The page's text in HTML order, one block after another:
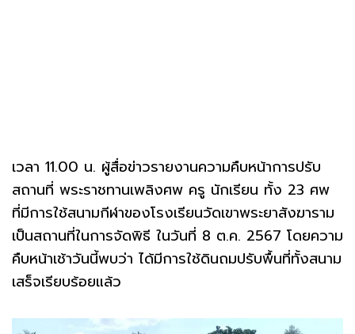
เวลา 11.00 น. ผู้สื่อข่าวรายงานความคืบหน้าการปรับ
สถานที่ พระราชทานเพลิงศพ ครู นักเรียน ทั้ง 23 ศพ
ที่มีการใช้สนามกีฬาของโรงเรียนวัดเขาพระยาสังฆาราม
เป็นสถานที่ในการจัดพิธี ในวันที่ 8 ต.ค. 2567 โดยความ
คืบหน้าเช้าวันนี้พบว่า ได้มีการใช้ดินถมปรับพื้นที่ทั้งสนาม
เสร็จเรียบร้อยแล้ว